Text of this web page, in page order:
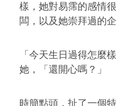
樣，她對易霈的感情
闆，以及她崇拜過的企
「今天生日過得怎麼
她，「還開心嗎？」
時簡點頭，扯了一個